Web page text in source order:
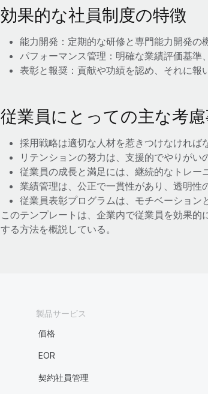
効果的な社員制度の特徴
能力開発：定期的な研修と専門能力開発の
パフォーマンス管理：明確な業績評価基準
表彰と報奨：貢献や功績を認め、それに報
従業員にとっての主な考
採用戦略は適切な人材を惹きつけなければ
リテンションの努力は、支援的でやりがい
従業員の成長と満足には、継続的なトレー
業績管理は、公正で一貫性があり、透明性
従業員表彰プログラムは、モチベーション
このテンプレートは、企業内で従業員を効果
する方法を概説している。
製品サービス
価格
EOR
契約社員管理